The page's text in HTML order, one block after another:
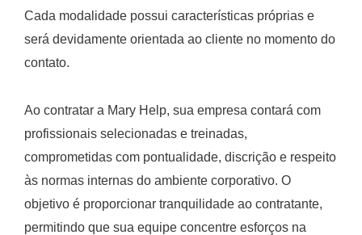
Cada modalidade possui características próprias e
será devidamente orientada ao cliente no momento do
contato.
Ao contratar a Mary Help, sua empresa contará com
profissionais selecionadas e treinadas,
comprometidas com pontualidade, discrição e respeito
às normas internas do ambiente corporativo. O
objetivo é proporcionar tranquilidade ao contratante,
permitindo que sua equipe concentre esforços na